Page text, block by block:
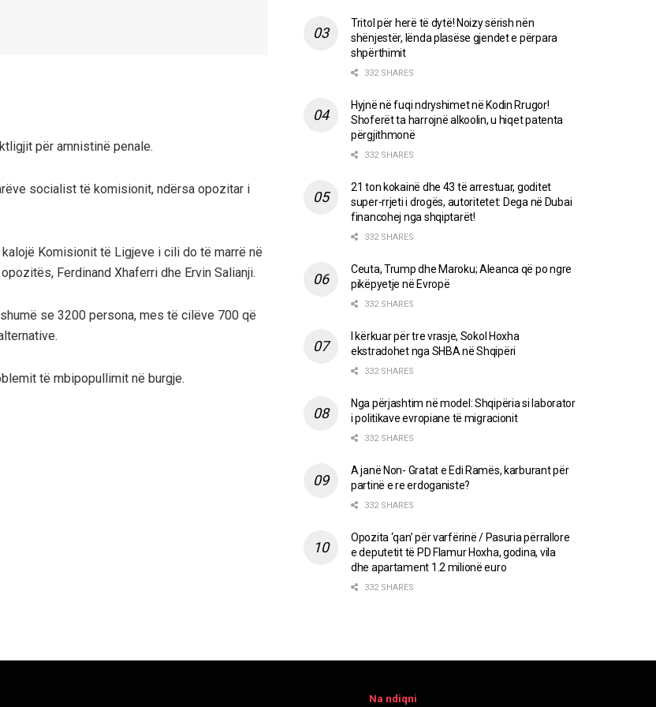
për amnistinë penale.
socialist të komisionit, ndërsa opozitar i
Komisionit të Ligjeve i cili do të marrë në
Ferdinand Xhaferri dhe Ervin Salianji.
se 3200 persona, mes të cilëve 700 që
të mbipopullimit në burgje.
Tritol për herë të dytë! Noizy sërish nën
shënjestër, lënda plasëse gjendet e përpara
shpërthimit
332 SHARES
Hyjnë në fuqi ndryshimet në Kodin Rrugor!
Shoferët ta harrojnë alkoolin, u hiqet patenta
përgjithmonë
332 SHARES
21 ton kokainë dhe 43 të arrestuar, goditet
super-rrjeti i drogës, autoritetet: Dega në Dubai
financohej nga shqiptarët!
332 SHARES
Ceuta, Trump dhe Maroku; Aleanca që po ngre
pikëpyetje në Evropë
332 SHARES
I kërkuar për tre vrasje, Sokol Hoxha
ekstradohet nga SHBA në Shqipëri
332 SHARES
Nga përjashtim në model: Shqipëria si laborator
i politikave evropiane të migracionit
332 SHARES
A janë Non- Gratat e Edi Ramës, karburant për
partinë e re erdoganiste?
332 SHARES
Opozita ‘qan’ për varfërinë / Pasuria përrallore
e deputetit të PD Flamur Hoxha, godina, vila
dhe apartament 1.2 milionë euro
332 SHARES
Na ndiqni